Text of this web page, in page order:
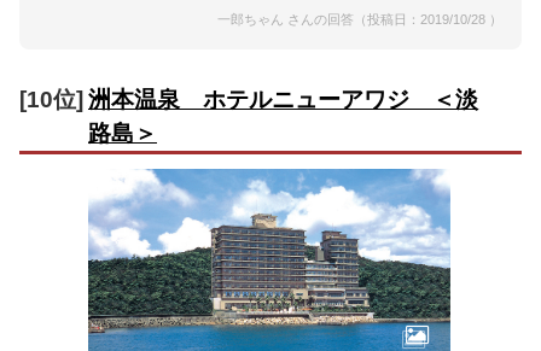
一郎ちゃん さんの回答（投稿日：2019/10/28 ）
[10位]洲本温泉 ホテルニューアワジ ＜淡
路島＞